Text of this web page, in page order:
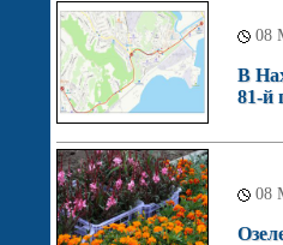
08
В
81-й
08